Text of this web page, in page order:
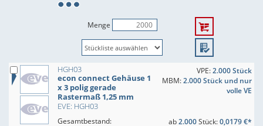
Menge
HGH03
econ connect Gehäuse 1
x 3 polig gerade
Rastermaß 1,25 mm
EVE: HGH03
VPE:2.000 Stück
MBM:2.000 Stück und nur
volle VE
Gesamtbestand:
ab2.000Stück:0,0179 €*